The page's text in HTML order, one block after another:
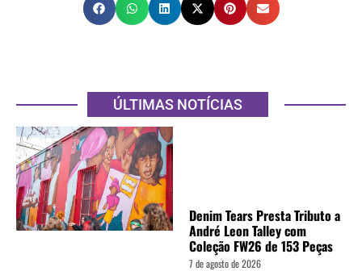
ÚLTIMAS NOTÍCIAS
Denim Tears Presta Tributo a
André Leon Talley com
Coleção FW26 de 153 Peças
7 de agosto de 2026